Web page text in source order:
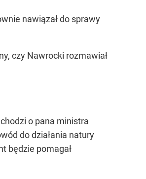
nawiązał do sprawy
czy Nawrocki rozmawiał
o pana ministra
do działania natury
będzie pomagał